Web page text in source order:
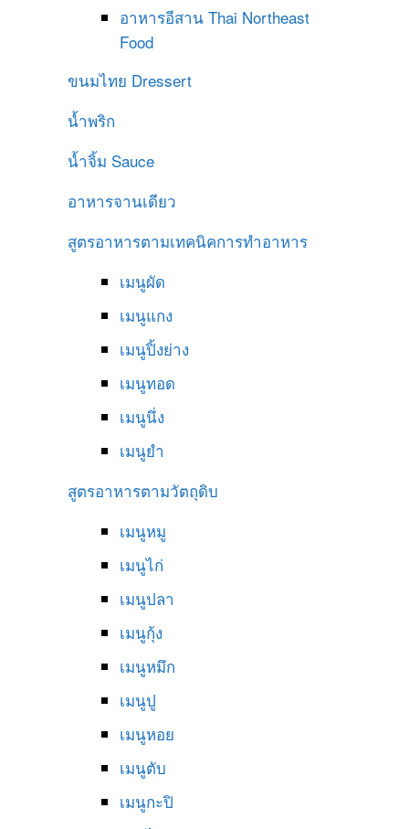
อาหารอีสาน Thai Northeast
Food
ขนมไทย Dressert
น้ำพริก
น้ำจิ้ม Sauce
อาหารจานเดียว
สูตรอาหารตามเทคนิคการทำอาหาร
เมนูผัด
เมนูแกง
เมนูปิ้งย่าง
เมนูทอด
เมนูนึ่ง
เมนูยำ
สูตรอาหารตามวัตถุดิบ
เมนูหมู
เมนูไก่
เมนูปลา
เมนูกุ้ง
เมนูหมึก
เมนูปู
เมนูหอย
เมนูตับ
เมนูกะปิ